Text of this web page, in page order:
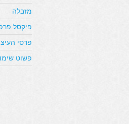
מזבלה
פיקסל
פרסי
פשוט